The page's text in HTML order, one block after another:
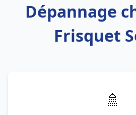
Dépannage
Frisquet
🚿